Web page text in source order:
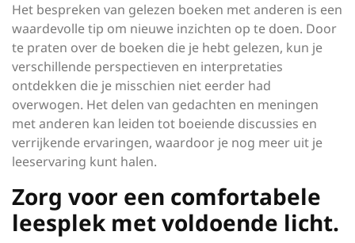
Het bespreken van gelezen boeken met anderen is een
waardevolle tip om nieuwe inzichten op te doen. Door
te praten over de boeken die je hebt gelezen, kun je
verschillende perspectieven en interpretaties
ontdekken die je misschien niet eerder had
overwogen. Het delen van gedachten en meningen
met anderen kan leiden tot boeiende discussies en
verrijkende ervaringen, waardoor je nog meer uit je
leeservaring kunt halen.
Zorg voor een comfortabele
leesplek met voldoende licht.